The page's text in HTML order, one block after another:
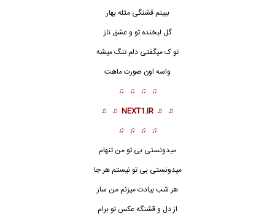
ببینم قشنگی مثله بهار
گل لبخنده تو و عشق ناز
تو ک میگفتی دلم تنگ میشه
واسه اون صورت ماهت
♫ ♫ ♫ ♫
♫ ♫
NEXT1.IR
♫ ♫
♫ ♫ ♫ ♫
میدونستی بی تو من تنهام
میدونستی بی تو نیستم هر جا
هر شب بیادت میزنم من ساز
از دل و قشنگه عکس تو برام